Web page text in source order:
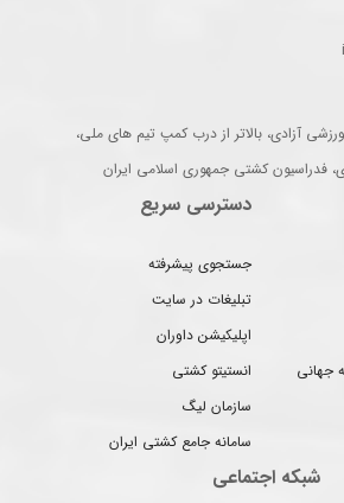
آزادی، بالاتر از درب کمپ تیم های ملی،
فدراسیون کشتی جمهوری اسلامی ایران
جهانی
دسترسی سریع
جستجوی پیشرفته
تبلیغات در سایت
اپلیکیشن داوران
انستیتو کشتی
سازمان لیگ
سامانه جامع کشتی ایران
شبکه اجتماعی